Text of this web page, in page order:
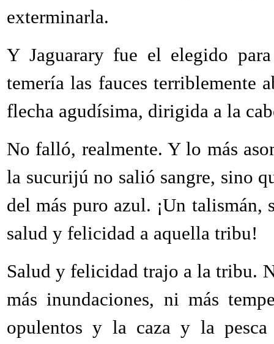
exterminarla.
Y Jaguarary fue el elegido
temería las fauces terriblemente
flecha agudísima, dirigida a la
No falló, realmente. Y lo más
la sucurijú no salió sangre, sino
del más puro azul. ¡Un talismán,
salud y felicidad a aquella tribu!
Salud y felicidad trajo a la tribu.
más inundaciones, ni más
opulentos y la caza y la pesca